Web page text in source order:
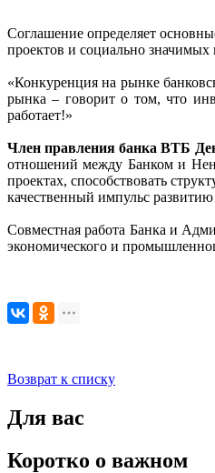
Соглашение определяет
проектов и социально
«Конкуренция на рынке
рынка – говорит о том, что
работает!»
Член правления банка ВТБ
отношений между Банком и
проектах, способствовать
качественный импульс
Совместная работа Банка и
экономического и
Возврат к списку
Для вас
Коротко о важном